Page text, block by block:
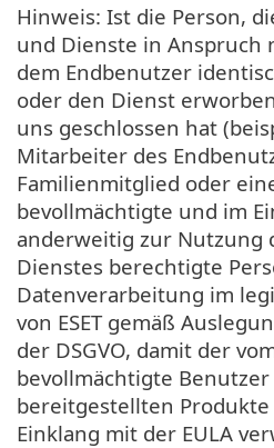
Hinweis: Ist die Person,
und Dienste in Anspruch
dem Endbenutzer
oder den Dienst
uns geschlossen hat
Mitarbeiter des
Familienmitglied oder
bevollmächtigte und im
anderweitig zur Nutzung
Dienstes berechtigte
Datenverarbeitung im
von ESET gemäß
der DSGVO, damit der
bevollmächtigte
bereitgestellten
Einklang mit der EULA